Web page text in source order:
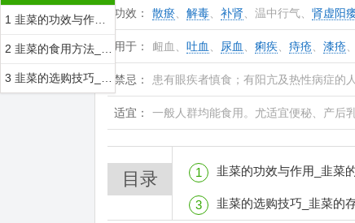
功效： 散瘀 解毒 补肾 、温中行气、 肾虚阳
用于： 衄血、 吐血 尿血 痢疾 痔疮 漆疮
禁忌： 患有眼疾者慎食；有阳亢及热性病症的人
适宜： 一般人群均能食用。尤适宜便秘、产后
目录 1 韭菜的功效与作用_韭菜的营养价值_韭菜的食用
3 韭菜的选购技巧_韭菜的